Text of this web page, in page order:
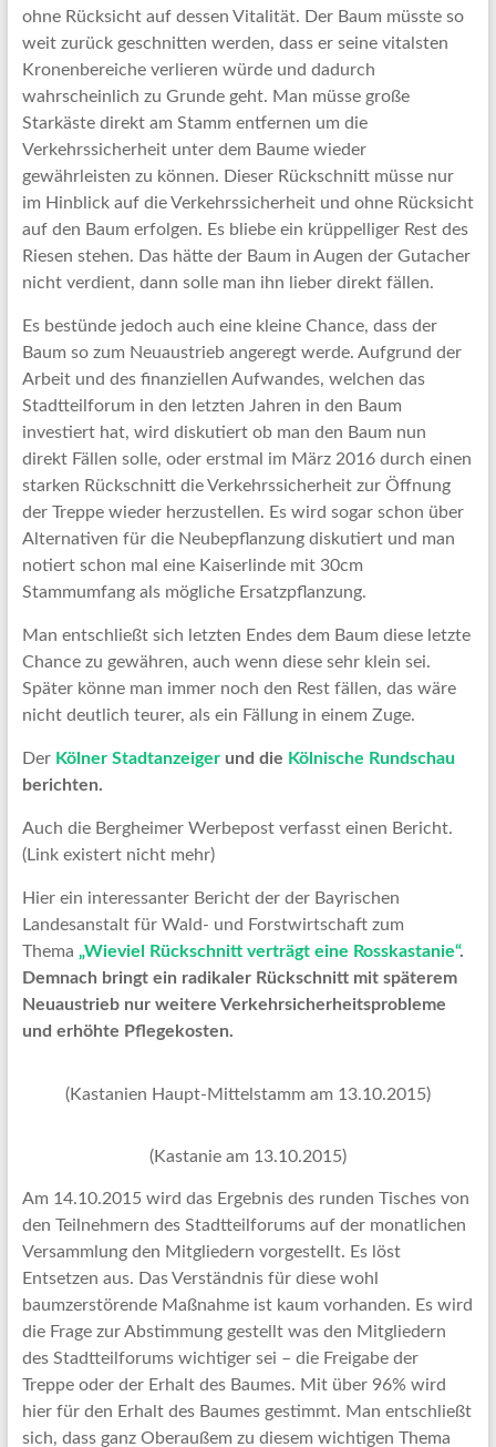
ohne Rücksicht auf dessen Vitalität. Der Baum müsste so
weit zurück geschnitten werden, dass er seine vitalsten
Kronenbereiche verlieren würde und dadurch
wahrscheinlich zu Grunde geht. Man müsse große
Starkäste direkt am Stamm entfernen um die
Verkehrssicherheit unter dem Baume wieder
gewährleisten zu können. Dieser Rückschnitt müsse nur
im Hinblick auf die Verkehrssicherheit und ohne Rücksicht
auf den Baum erfolgen. Es bliebe ein krüppelliger Rest des
Riesen stehen. Das hätte der Baum in Augen der Gutacher
nicht verdient, dann solle man ihn lieber direkt fällen.
Es bestünde jedoch auch eine kleine Chance, dass der
Baum so zum Neuaustrieb angeregt werde. Aufgrund der
Arbeit und des finanziellen Aufwandes, welchen das
Stadtteilforum in den letzten Jahren in den Baum
investiert hat, wird diskutiert ob man den Baum nun
direkt Fällen solle, oder erstmal im März 2016 durch einen
starken Rückschnitt die Verkehrssicherheit zur Öffnung
der Treppe wieder herzustellen. Es wird sogar schon über
Alternativen für die Neubepflanzung diskutiert und man
notiert schon mal eine Kaiserlinde mit 30cm
Stammumfang als mögliche Ersatzpflanzung.
Man entschließt sich letzten Endes dem Baum diese letzte
Chance zu gewähren, auch wenn diese sehr klein sei.
Später könne man immer noch den Rest fällen, das wäre
nicht deutlich teurer, als ein Fällung in einem Zuge.
Der Kölner Stadtanzeiger und die Kölnische Rundschau
berichten.
Auch die Bergheimer Werbepost verfasst einen Bericht.
(Link existert nicht mehr)
Hier ein interessanter Bericht der der Bayrischen
Landesanstalt für Wald- und Forstwirtschaft zum
Thema „Wieviel Rückschnitt verträgt eine Rosskastanie“.
Demnach bringt ein radikaler Rückschnitt mit späterem
Neuaustrieb nur weitere Verkehrsicherheitsprobleme
und erhöhte Pflegekosten.
(Kastanien Haupt-Mittelstamm am 13.10.2015)
(Kastanie am 13.10.2015)
Am 14.10.2015 wird das Ergebnis des runden Tisches von
den Teilnehmern des Stadtteilforums auf der monatlichen
Versammlung den Mitgliedern vorgestellt. Es löst
Entsetzen aus. Das Verständnis für diese wohl
baumzerstörende Maßnahme ist kaum vorhanden. Es wird
die Frage zur Abstimmung gestellt was den Mitgliedern
des Stadtteilforums wichtiger sei – die Freigabe der
Treppe oder der Erhalt des Baumes. Mit über 96% wird
hier für den Erhalt des Baumes gestimmt. Man entschließt
sich, dass ganz Oberaußem zu diesem wichtigen Thema